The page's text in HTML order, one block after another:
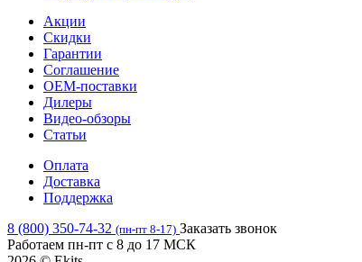
Акции
Скидки
Гарантии
Соглашение
OEM-поставки
Дилеры
Видео-обзоры
Статьи
Оплата
Доставка
Поддержка
8 (800) 350-74-32 (пн-пт 8-17) Заказать звонок
Работаем пн-пт с 8 до 17 МСК